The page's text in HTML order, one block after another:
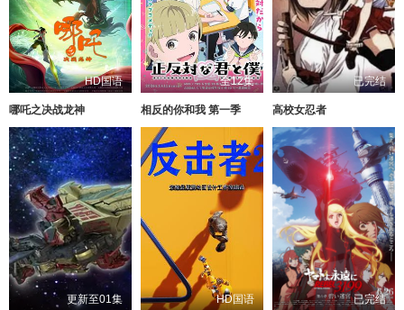
HD国语
哪吒之决战龙神
全12集
相反的你和我 第一季
已完结
高校女忍者
更新至01集 HD国语 已完结